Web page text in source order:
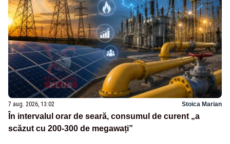
7 aug. 2026, 13:02 Stoica Marian
În intervalul orar de seară, consumul de curent „a
scăzut cu 200-300 de megawați”